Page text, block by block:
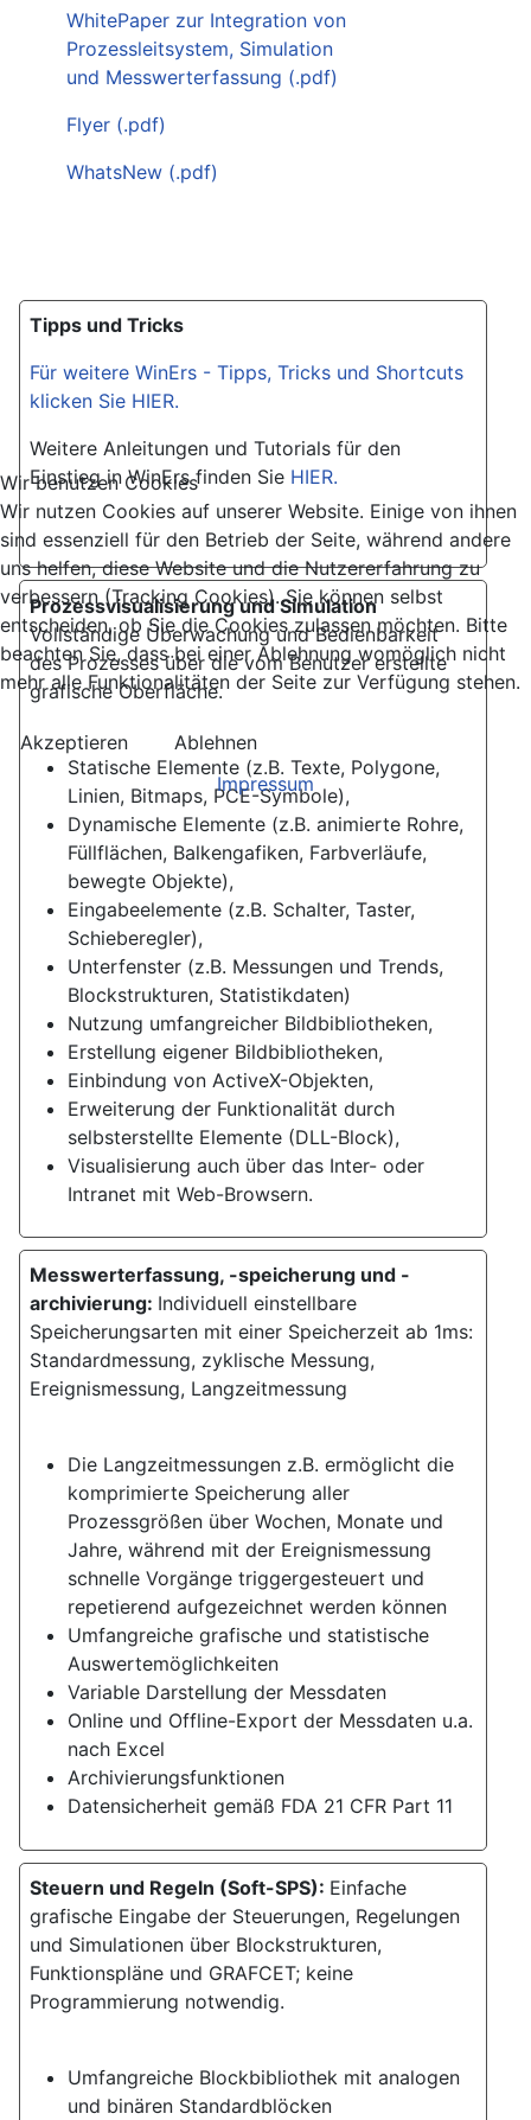
WhitePaper zur Integration von
Prozessleitsystem, Simulation
und Messwerterfassung (.pdf)
Flyer (.pdf)
WhatsNew (.pdf)
Tipps und Tricks
Für weitere WinErs - Tipps, Tricks und Shortcuts
klicken Sie HIER.
Weitere Anleitungen und Tutorials für den
Einstieg in WinErs finden Sie HIER.
Prozessvisualisierung und Simulation
Vollständige Überwachung und Bedienbarkeit
des Prozesses über die vom Benutzer erstellte
grafische Oberfläche.
Statische Elemente (z.B. Texte, Polygone,
Linien, Bitmaps, PCE-Symbole),
Dynamische Elemente (z.B. animierte Rohre,
Füllflächen, Balkengafiken, Farbverläufe,
bewegte Objekte),
Eingabeelemente (z.B. Schalter, Taster,
Schieberegler),
Unterfenster (z.B. Messungen und Trends,
Blockstrukturen, Statistikdaten)
Nutzung umfangreicher Bildbibliotheken,
Erstellung eigener Bildbibliotheken,
Einbindung von ActiveX-Objekten,
Erweiterung der Funktionalität durch
selbsterstellte Elemente (DLL-Block),
Visualisierung auch über das Inter- oder
Intranet mit Web-Browsern.
Messwerterfassung, -speicherung und -
archivierung: Individuell einstellbare
Speicherungsarten mit einer Speicherzeit ab 1ms:
Standardmessung, zyklische Messung,
Ereignismessung, Langzeitmessung
Die Langzeitmessungen z.B. ermöglicht die
komprimierte Speicherung aller
Prozessgrößen über Wochen, Monate und
Jahre, während mit der Ereignismessung
schnelle Vorgänge triggergesteuert und
repetierend aufgezeichnet werden können
Umfangreiche grafische und statistische
Auswertemöglichkeiten
Variable Darstellung der Messdaten
Online und Offline-Export der Messdaten u.a.
nach Excel
Archivierungsfunktionen
Datensicherheit gemäß FDA 21 CFR Part 11
Steuern und Regeln (Soft-SPS): Einfache
grafische Eingabe der Steuerungen, Regelungen
und Simulationen über Blockstrukturen,
Funktionspläne und GRAFCET; keine
Programmierung notwendig.
Umfangreiche Blockbibliothek mit analogen
und binären Standardblöcken
Wir benutzen Cookies
Wir nutzen Cookies auf unserer Website. Einige von ihnen
sind essenziell für den Betrieb der Seite, während andere
uns helfen, diese Website und die Nutzererfahrung zu
verbessern (Tracking Cookies). Sie können selbst
entscheiden, ob Sie die Cookies zulassen möchten. Bitte
beachten Sie, dass bei einer Ablehnung womöglich nicht
mehr alle Funktionalitäten der Seite zur Verfügung stehen.
Akzeptieren
Ablehnen
Impressum